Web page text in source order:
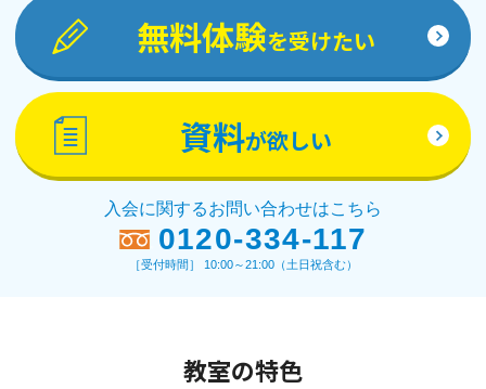
無料体験を受けたい
資料が欲しい
入会に関するお問い合わせはこちら
0120-334-117
［受付時間］ 10:00～21:00（土日祝含む）
教室の特色